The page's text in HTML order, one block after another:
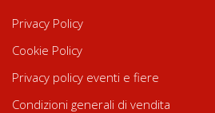
Privacy Policy
Cookie Policy
Privacy policy eventi e fiere
Condizioni generali di vendita